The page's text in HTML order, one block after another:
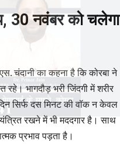
30 नवंबर को चलेगा
चंदानी का कहना है कि कोरबा ने
भागदौड़ भरी जिंदगी में शरीर
सिर्फ दस मिनट की वॉक न केवल
रखने में भी मददगार है। साथ
प्रभाव पड़ता है।